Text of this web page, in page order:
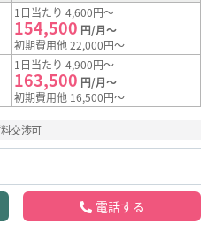
1日当たり 4,600円～
154,500 円/月～
初期費用他 22,000円～
1日当たり 4,900円～
163,500 円/月～
初期費用他 16,500円～
交渉可
電話する